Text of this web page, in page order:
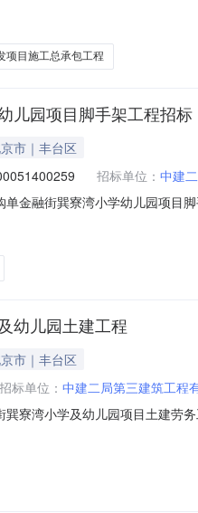
/开标地点成都市公共资源交易
项目施工总承包工程
儿园项目脚手架工程招标
市｜丰台区
招标单位： 中建
单金融街巽寮湾小学幼儿园项目
第三章投
第六
幼儿园土建工程
市｜丰台区
招标单位： 中建二局第三建筑工程
巽寮湾小学及幼儿园项目土建劳
第三章投
第六